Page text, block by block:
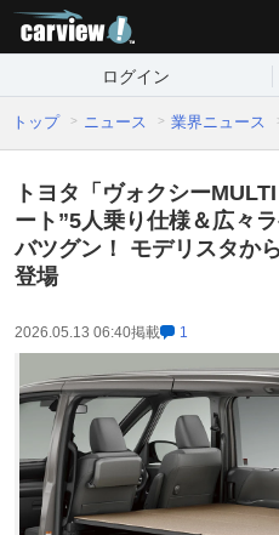
ログイン
トップ ニュース 業界ニュース
トヨタ「ヴォクシー
ート”5人乗り仕様＆広々
バツグン！ モデリスタか
登場
2026.05.13 06:40掲載 1